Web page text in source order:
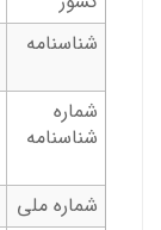
شناسنامه
شماره
شناسنامه
شماره ملی